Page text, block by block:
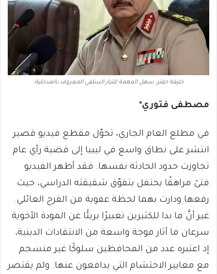
خليفة حفتر: سهل المهمة للتيار السلفي المعروف بالمدخلية.
مصطفى فتوري*
في مطلع العام الجاري، تحوّل مقطع فيديو قصير
انتشر على نطاق واسع في ليبيا إلى قضية رأي عام
تجاوزت حدود الحادثة نفسها. فقد أظهر الفيديو
فتىً مراهقًا يحتفل بتفوّق شقيقته الدراسي، حيث
رفعها ودارت بهما لحظة عفوية من الفرح العائلي.
غير أنَّ ما بدا للكثيرين تعبيرًا بريئًا عن المودة الأخوية
سرعان ما أثار موجة واسعة من الانتقادات الدينية،
إذ اعتبره عدد من المحافظين سلوكًا غير منسجم
مع معايير الاحتشام التي يدافعون عنها. ولم يقتصر